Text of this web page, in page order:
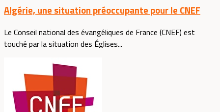
Algérie, une situation préoccupante pour le CNEF
Le Conseil national des évangéliques de France (CNEF) est
touché par la situation des Églises...